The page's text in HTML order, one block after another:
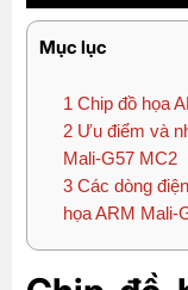
Mục lục
1 Chip đồ họa
2 Ưu điểm và
Mali-G57 MC2
3 Các dòng
họa ARM Mali-